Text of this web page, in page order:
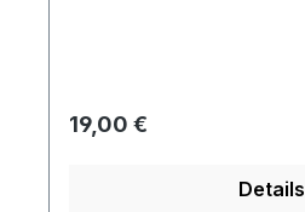
Regulärer Preis:
19,00 €
Details